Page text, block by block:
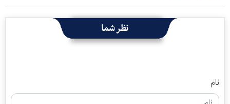
نظر شما
نام